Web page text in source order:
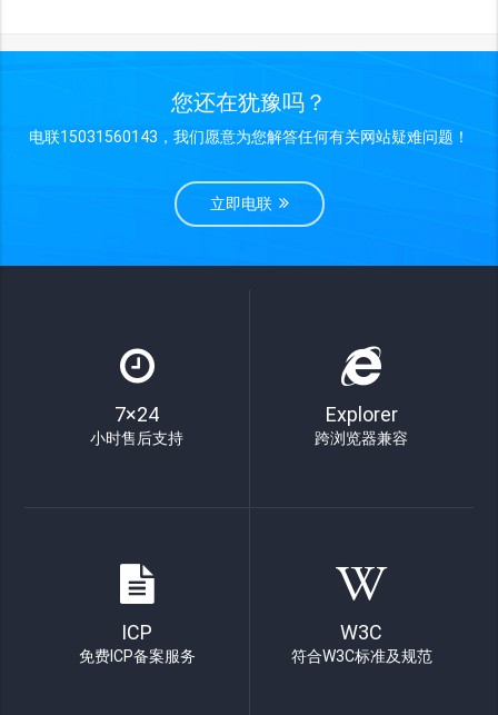
您还在犹豫吗？
电联15031560143，我们愿意为您解答任何有关网站疑难问题！
立即电联
7×24
小时售后支持
Explorer
跨浏览器兼容
ICP
免费ICP备案服务
W3C
符合W3C标准及规范